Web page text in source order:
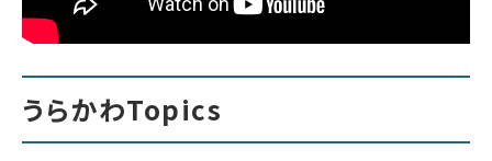
うらかわTopics